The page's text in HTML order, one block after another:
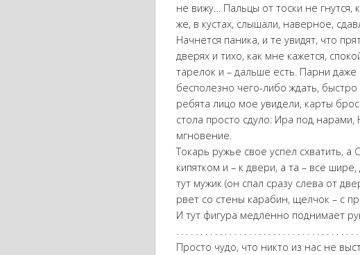
не вижу… Пальцы от тоски не гнутся,
же, в кустах, слышали, наверное,
Начнется паника, и те увидят, что
дверях и тихо, как мне кажется,
тарелок и – дальше есть. Парни даже
бесполезно чего-либо ждать,
ребята лицо мое увидели, карты
стола просто сдуло: Ира под нарами,
мгновение.
Токарь ружье свое успел схватить,
кипятком и – к двери, а та – всё
тут мужик (он спал сразу слева от
рвет со стены карабин, щелчок – с
И тут фигура медленно поднимает
. . . . . . . . . . . . . . . . . . . . . . . . . . . . . . . . . . . . .
Просто чудо, что никто из нас не